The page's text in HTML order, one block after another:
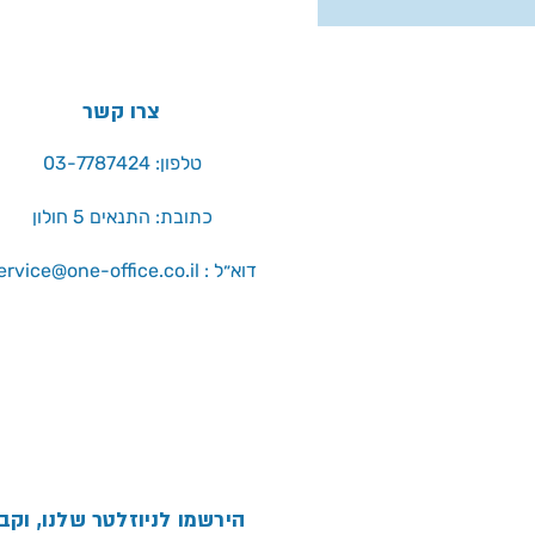
צרו קשר
טלפון: 03-7787424
כתובת: התנאים 5 חולון
service@one-office.co.il : דוא״ל
הירשמו לניוזלטר שלנו,